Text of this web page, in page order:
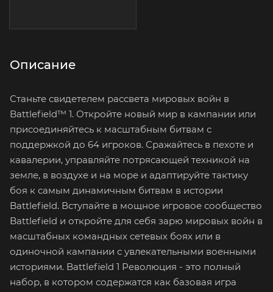
Описание
Станьте свидетелем рассвета мировых войн в
Battlefield™ 1. Откройте новый мир в кампании или
присоединяйтесь к масштабным битвам с
поддержкой до 64 игроков. Сражайтесь в пехоте и
кавалерии, управляйте потрясающей техникой на
земле, в воздухе и на море и адаптируйте тактику
боя к самым динамичным битвам в истории
Battlefield. Вступайте в мощное игровое сообщество
Battlefield и откройте для себя зарю мировых войн в
масштабных командных сетевых боях или в
одиночной кампании с увлекательными военными
историями. Battlefield 1 Революция - это полный
набор, в котором содержатся как базовая игра